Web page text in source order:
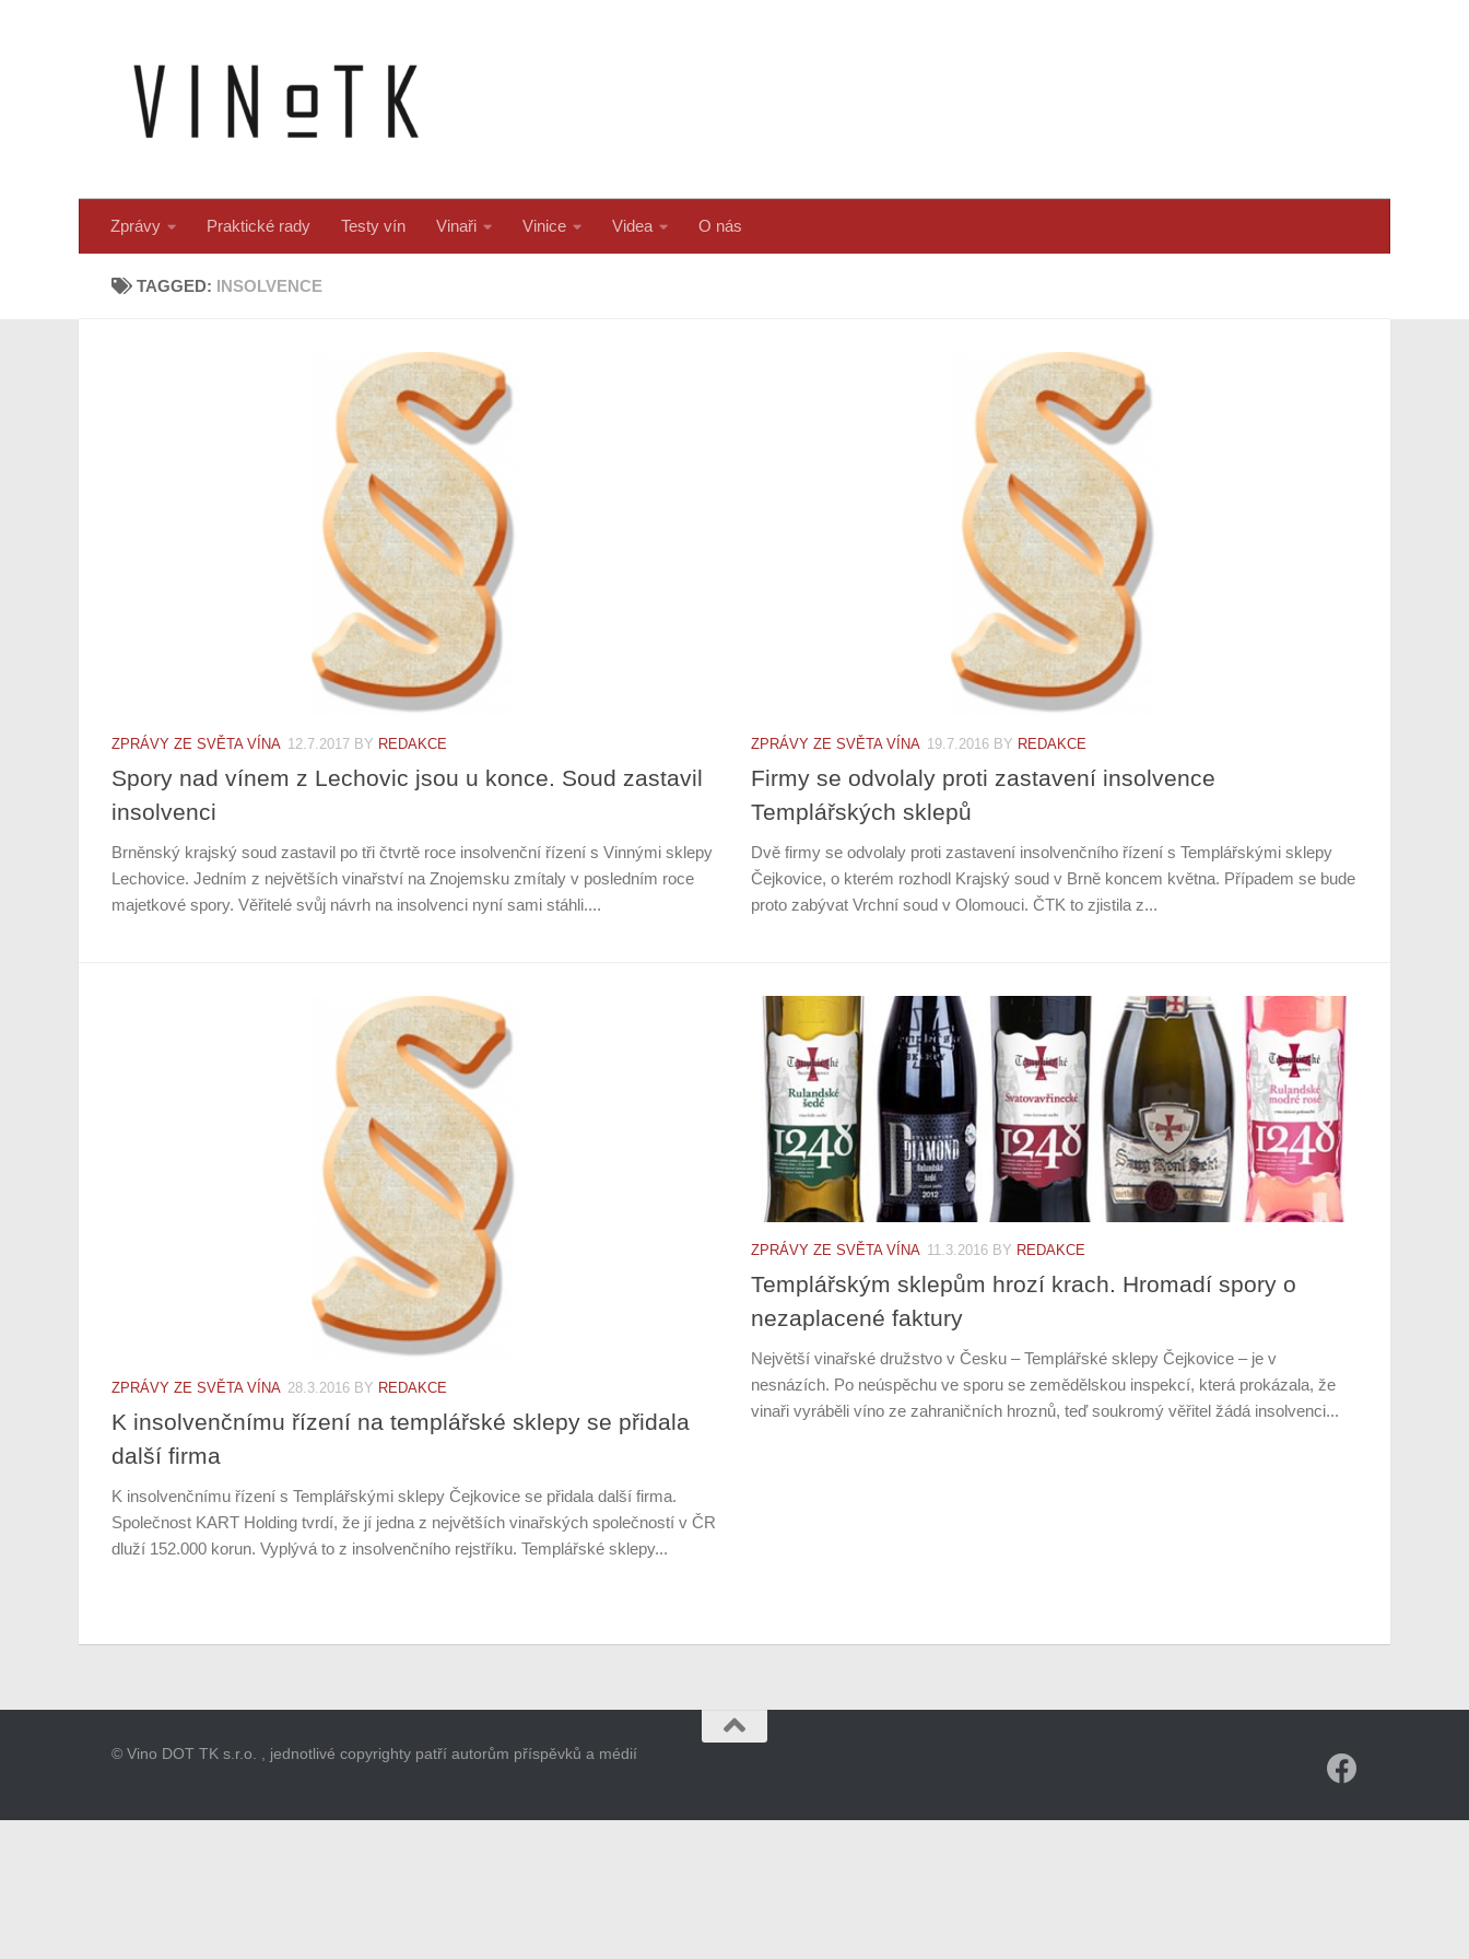
Zprávy Praktické rady Testy vín Vinaři Vinice Videa O nás
TAGGED: INSOLVENCE
ZPRÁVY ZE SVĚTA VÍNA 12.7.2017 BY REDAKCE
Spory nad vínem z Lechovic jsou u konce. Soud zastavil
insolvenci
Brněnský krajský soud zastavil po tři čtvrtě roce insolvenční řízení s Vinnými sklepy
Lechovice. Jedním z největších vinařství na Znojemsku zmítaly v posledním roce
majetkové spory. Věřitelé svůj návrh na insolvenci nyní sami stáhli....
ZPRÁVY ZE SVĚTA VÍNA 19.7.2016 BY REDAKCE
Firmy se odvolaly proti zastavení insolvence
Templářských sklepů
Dvě firmy se odvolaly proti zastavení insolvenčního řízení s Templářskými sklepy
Čejkovice, o kterém rozhodl Krajský soud v Brně koncem května. Případem se bude
proto zabývat Vrchní soud v Olomouci. ČTK to zjistila z...
ZPRÁVY ZE SVĚTA VÍNA 28.3.2016 BY REDAKCE
K insolvenčnímu řízení na templářské sklepy se přidala
další firma
K insolvenčnímu řízení s Templářskými sklepy Čejkovice se přidala další firma.
Společnost KART Holding tvrdí, že jí jedna z největších vinařských společností v ČR
dluží 152.000 korun. Vyplývá to z insolvenčního rejstříku. Templářské sklepy...
ZPRÁVY ZE SVĚTA VÍNA 11.3.2016 BY REDAKCE
Templářským sklepům hrozí krach. Hromadí spory o
nezaplacené faktury
Největší vinařské družstvo v Česku – Templářské sklepy Čejkovice – je v
nesnázích. Po neúspěchu ve sporu se zemědělskou inspekcí, která prokázala, že
vinaři vyráběli víno ze zahraničních hroznů, teď soukromý věřitel žádá insolvenci...
© Vino DOT TK s.r.o. , jednotlivé copyrighty patří autorům příspěvků a médií